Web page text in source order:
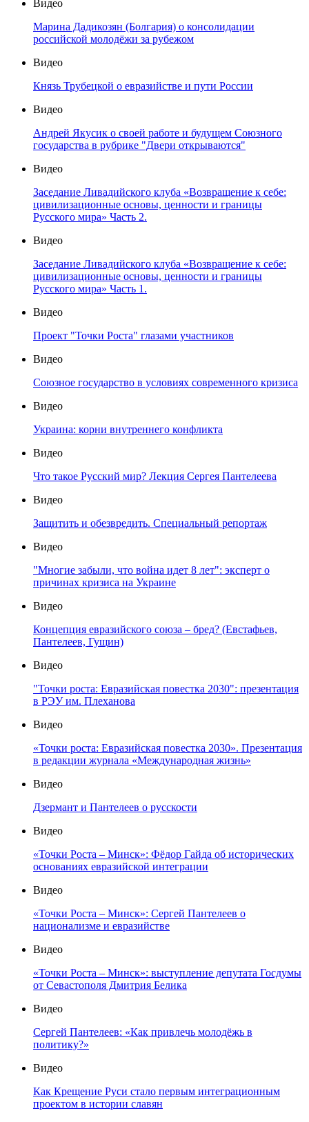
Видео
Марина Дадикозян (Болгария) о консолидации
российской молодёжи за рубежом
Видео
Князь Трубецкой о евразийстве и пути России
Видео
Андрей Якусик о своей работе и будущем Союзного
государства в рубрике "Двери открываются"
Видео
Заседание Ливадийского клуба «Возвращение к себе:
цивилизационные основы, ценности и границы
Русского мира» Часть 2.
Видео
Заседание Ливадийского клуба «Возвращение к себе:
цивилизационные основы, ценности и границы
Русского мира» Часть 1.
Видео
Проект "Точки Роста" глазами участников
Видео
Союзное государство в условиях современного кризиса
Видео
Украина: корни внутреннего конфликта
Видео
Что такое Русский мир? Лекция Сергея Пантелеева
Видео
Защитить и обезвредить. Специальный репортаж
Видео
"Многие забыли, что война идет 8 лет": эксперт о
причинах кризиса на Украине
Видео
Концепция евразийского союза – бред? (Евстафьев,
Пантелеев, Гущин)
Видео
"Точки роста: Евразийская повестка 2030": презентация
в РЭУ им. Плеханова
Видео
«Точки роста: Евразийская повестка 2030». Презентация
в редакции журнала «Международная жизнь»
Видео
Дзермант и Пантелеев о русскости
Видео
«Точки Роста – Минск»: Фёдор Гайда об исторических
основаниях евразийской интеграции
Видео
«Точки Роста – Минск»: Сергей Пантелеев о
национализме и евразийстве
Видео
«Точки Роста – Минск»: выступление депутата Госдумы
от Севастополя Дмитрия Белика
Видео
Сергей Пантелеев: «Как привлечь молодёжь в
политику?»
Видео
Как Крещение Руси стало первым интеграционным
проектом в истории славян